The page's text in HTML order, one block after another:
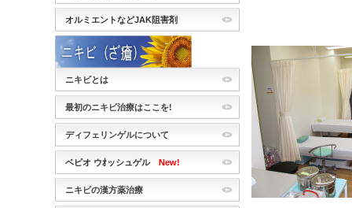
オルミエントなどJAK阻害剤
ニキビとは
最初のニキビ治療はここを!
ディフェリンゲルについて
ベピオ ウｵッシュゲルNew!
ニキビの漢方薬治療